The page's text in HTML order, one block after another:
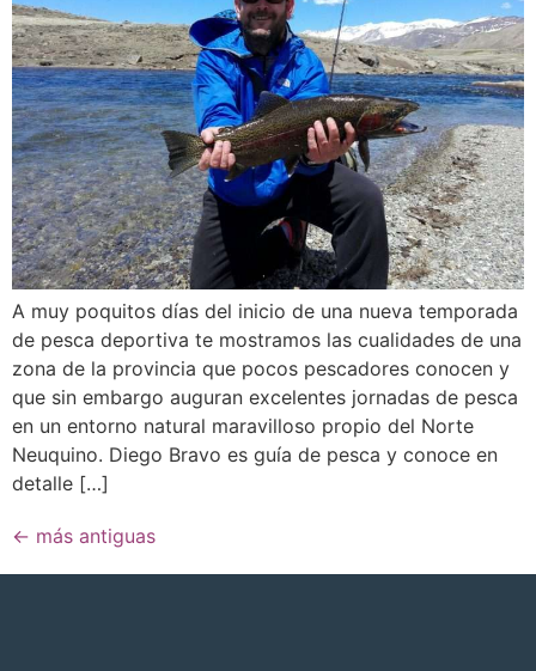
A muy poquitos días del inicio de una nueva temporada
de pesca deportiva te mostramos las cualidades de una
zona de la provincia que pocos pescadores conocen y
que sin embargo auguran excelentes jornadas de pesca
en un entorno natural maravilloso propio del Norte
Neuquino. Diego Bravo es guía de pesca y conoce en
detalle […]
← más antiguas